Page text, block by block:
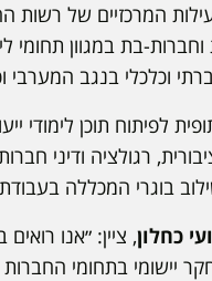
המרכזיים של
וחברות-בת
וכלכלי בנגב המערבי
לפיתוח תוכן לימודי
רגולציה ודיני
בוגרי המכללה
כחלון, ציין: ״אנו
יישומי בתחומי